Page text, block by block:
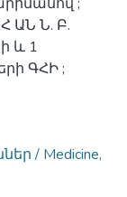
ԱՆ Ն. Բ.
և 1
ԳՀԻ ;
/ Medicine,